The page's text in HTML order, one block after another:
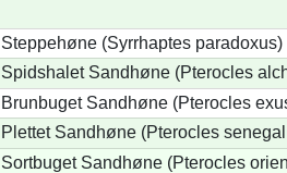
Steppehøne (Syrrhaptes paradoxus)
Spidshalet Sandhøne (Pterocles
Brunbuget Sandhøne (Pterocles
Plettet Sandhøne (Pterocles
Sortbuget Sandhøne (Pterocles